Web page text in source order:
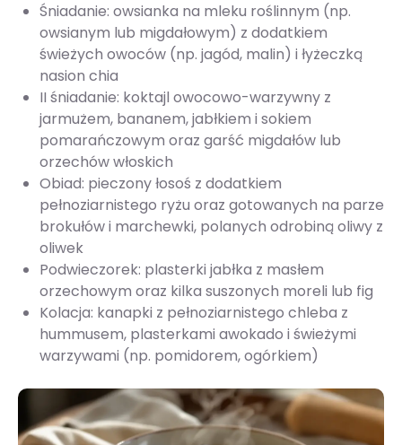
Śniadanie: owsianka na mleku roślinnym (np.
owsianym lub migdałowym) z dodatkiem
świeżych owoców (np. jagód, malin) i łyżeczką
nasion chia
II śniadanie: koktajl owocowo-warzywny z
jarmużem, bananem, jabłkiem i sokiem
pomarańczowym oraz garść migdałów lub
orzechów włoskich
Obiad: pieczony łosoś z dodatkiem
pełnoziarnistego ryżu oraz gotowanych na parze
brokułów i marchewki, polanych odrobiną oliwy z
oliwek
Podwieczorek: plasterki jabłka z masłem
orzechowym oraz kilka suszonych moreli lub fig
Kolacja: kanapki z pełnoziarnistego chleba z
hummusem, plasterkami awokado i świeżymi
warzywami (np. pomidorem, ogórkiem)